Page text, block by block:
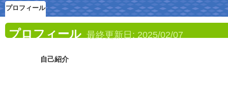
プロフィール
プロフィール 最終更新日: 2025/02/07
自己紹介